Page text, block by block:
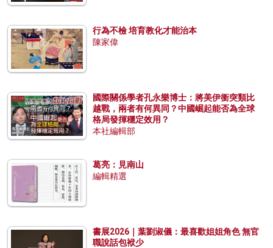
行為不檢 培育教化才能治本
陳家偉
國際關係學者孔永樂博士：將美伊衝突類比
越戰，兩者有何異同？中國崛起能否為全球
格局發揮穩定效用？
本社編輯部
葛亮：見南山
編輯精選
書展2026｜葉劉淑儀：最喜歡姐姐角色 無官
職說話包袱少